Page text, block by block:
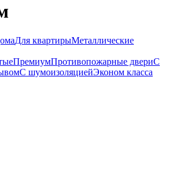
Для квартирыМеталлические
ПремиумПротивопожарные двериС
С шумоизоляциейЭконом класса